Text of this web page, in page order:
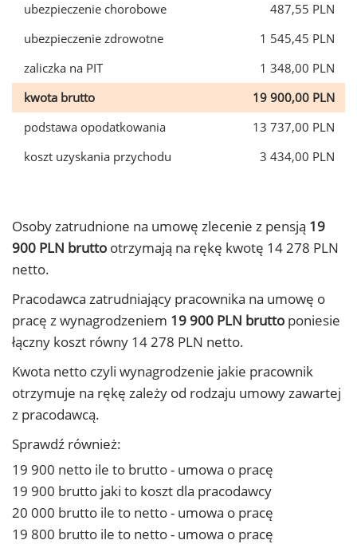
ubezpieczenie chorobowe
487,55 PLN
ubezpieczenie zdrowotne
1 545,45 PLN
zaliczka na PIT
1 348,00 PLN
kwota brutto
19 900,00 PLN
podstawa opodatkowania
13 737,00 PLN
koszt uzyskania przychodu
3 434,00 PLN
Osoby zatrudnione na umowę zlecenie z pensją 19
900 PLN brutto otrzymają na rękę kwotę 14 278 PLN
netto.
Pracodawca zatrudniający pracownika na umowę o
pracę z wynagrodzeniem 19 900 PLN brutto poniesie
łączny koszt równy 14 278 PLN netto.
Kwota netto czyli wynagrodzenie jakie pracownik
otrzymuje na rękę zależy od rodzaju umowy zawartej
z pracodawcą.
Sprawdź również:
19 900 netto ile to brutto - umowa o pracę
19 900 brutto jaki to koszt dla pracodawcy
20 000 brutto ile to netto - umowa o pracę
19 800 brutto ile to netto - umowa o pracę